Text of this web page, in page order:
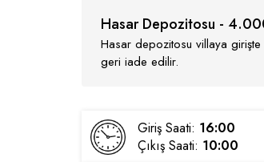
Hasar Depozitosu -
Hasar depozitosu villaya girişte
geri iade edilir.
Giriş Saati: 16:00
Çıkış Saati: 10:00